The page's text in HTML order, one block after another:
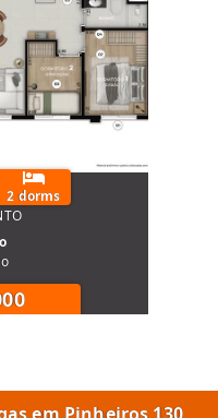
2 dorms
em Pinheiros 130